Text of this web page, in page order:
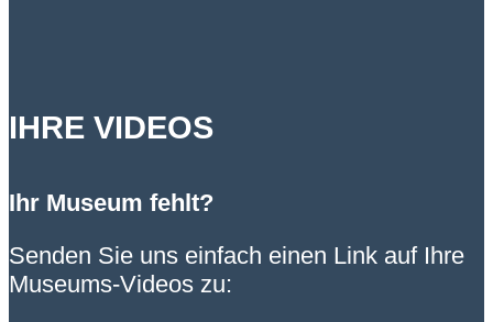
IHRE VIDEOS
Ihr Museum fehlt?
Senden Sie uns einfach einen Link auf Ihre
Museums-Videos zu: